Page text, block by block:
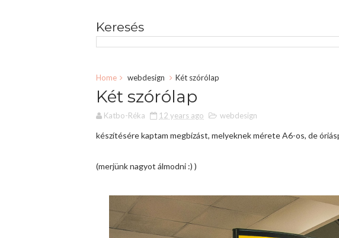
Keresés
Home webdesign Két szórólap
Két szórólap
Katbo-Réka 12 years ago webdesign
készítésére kaptam megbízást, melyeknek mérete A6-os, de
(merjünk nagyot álmodni :) )